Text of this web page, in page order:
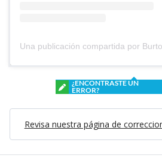
¿ENCONTRASTE UN
ERROR?
Revisa nuestra página de